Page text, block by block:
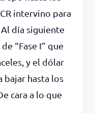
intervino para
día siguiente
“Fase I” que
y el dólar
bajar hasta los
cara a lo que